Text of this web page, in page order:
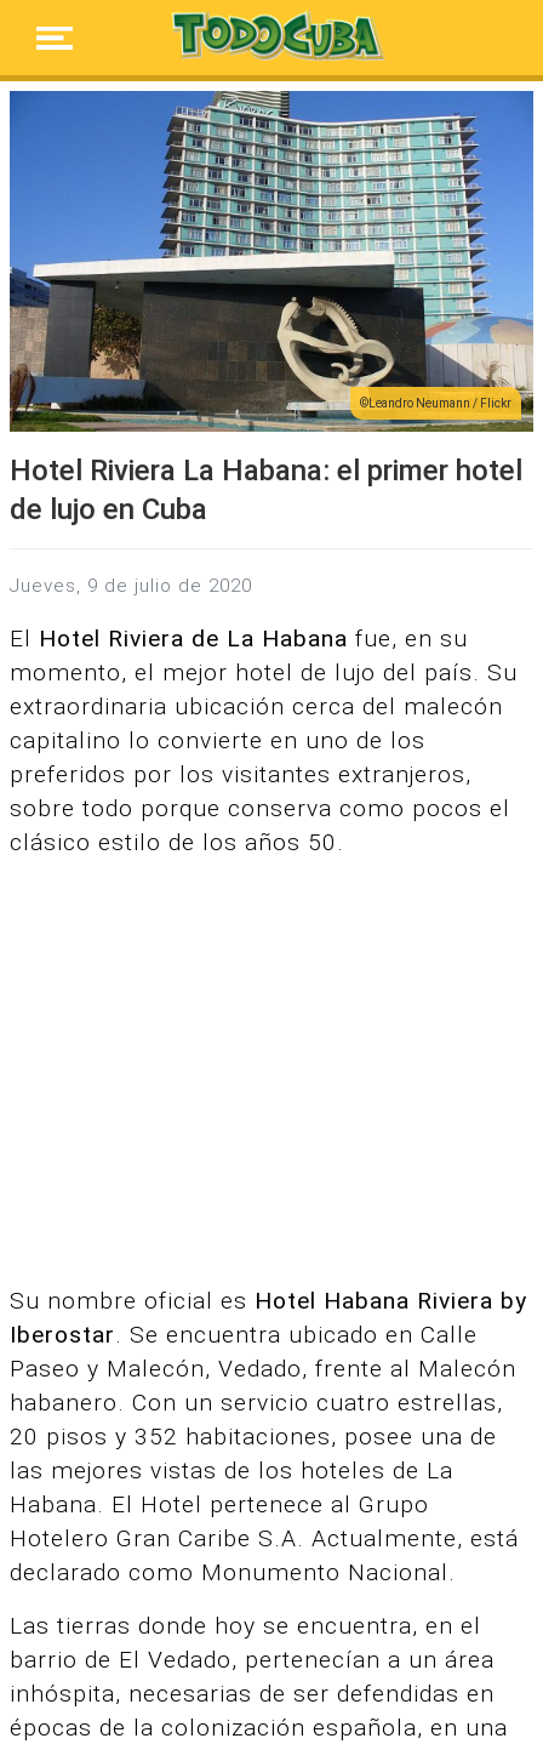
Leandro Neumann / Flickr
Hotel Riviera La Habana: el primer hotel
de lujo en Cuba
jueves, 9 de julio de 2020
El Hotel Riviera de La Habana fue, en su
momento, el mejor hotel de lujo del país. Su
extraordinaria ubicación cerca del malecón
capitalino lo convierte en uno de los
preferidos por los visitantes extranjeros,
sobre todo porque conserva como pocos el
clásico estilo de los años 50.
Su nombre oficial es Hotel Habana Riviera by
Iberostar. Se encuentra ubicado en Calle
Paseo y Malecón, Vedado, frente al Malecón
habanero. Con un servicio cuatro estrellas,
20 pisos y 352 habitaciones, posee una de
las mejores vistas de los hoteles de La
Habana. El Hotel pertenece al Grupo
Hotelero Gran Caribe S.A. Actualmente, está
declarado como Monumento Nacional.
Las tierras donde hoy se encuentra, en el
barrio de El Vedado, pertenecían a un área
inhóspita, necesarias de ser defendidas en
épocas de la colonización española, en una